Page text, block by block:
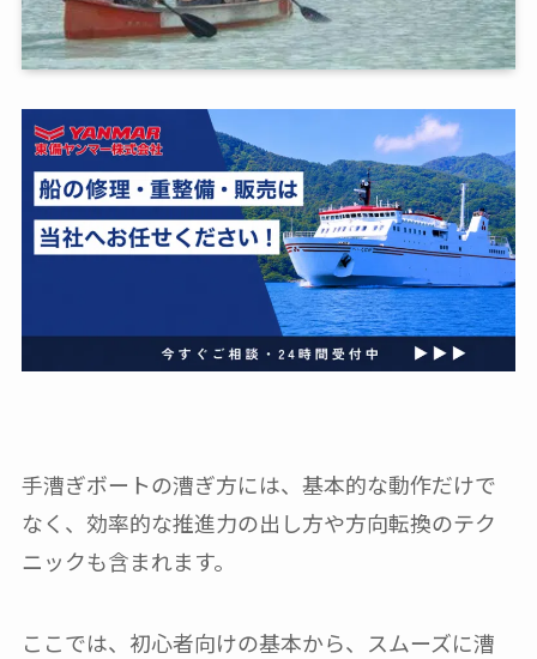
手漕ぎボートの漕ぎ方には、基本的な動作だけで
なく、効率的な推進力の出し方や方向転換のテク
ニックも含まれます。
ここでは、初心者向けの基本から、スムーズに漕